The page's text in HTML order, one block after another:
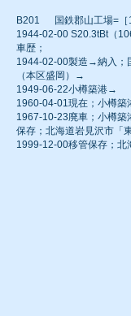
B201 国鉄郡山工場=
1944-02-00 S20.3tBt（
車歴；
1944-02-00製造→納入
（本区盛岡）→
1949-06-22小樽築港→
1960-04-01現在；小樽
1967-10-23廃車；小樽
保存；北海道岩見沢市
1999-12-00移管保存；北